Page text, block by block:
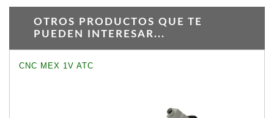
OTROS PRODUCTOS QUE TE
PUEDEN INTERESAR...
CNC MEX 1V ATC